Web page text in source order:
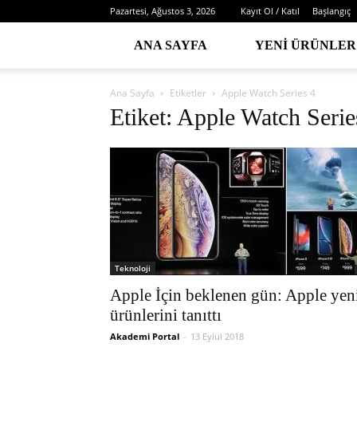
Pazartesi, Ağustos 3, 2026 Kayıt Ol / Katıl Başlangıç
ANA SAYFA YENI ÜRÜNLER
Ana Sayfa Etiketler Apple Watch Series 4
Etiket: Apple Watch
Teknoloji
Apple İçin beklenen gün: Apple
ürünlerini tanıttı
Akademi Portal - 13 Eylül 2018